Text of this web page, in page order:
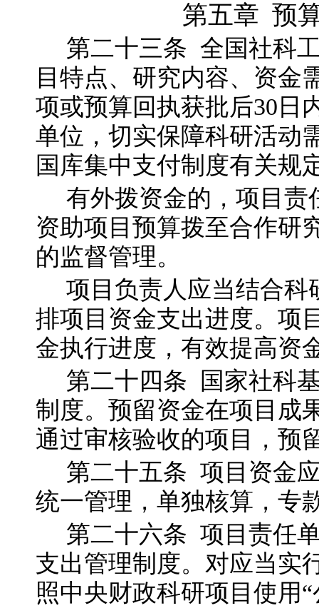
第五章 预
第二十三条 全国社科
目特点、研究内容、资金
项或预算回执获批后30日
单位，切实保障科研活动
国库集中支付制度有关规
有外拨资金的，项目责
资助项目预算拨至合作研
的监督管理。
项目负责人应当结合科
排项目资金支出进度。项
金执行进度，有效提高资
第二十四条
国家社科
制度。预留资金在项目成
通过审核验收的项目，预
第二十五条 项目资金
统一管理，单独核算，专
第二十六条 项目责任
支出管理制度。对应当实
照中央财政科研项目使用